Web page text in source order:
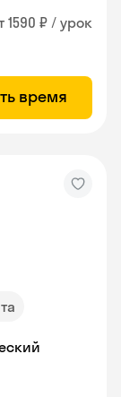
1590 ₽ / урок
время